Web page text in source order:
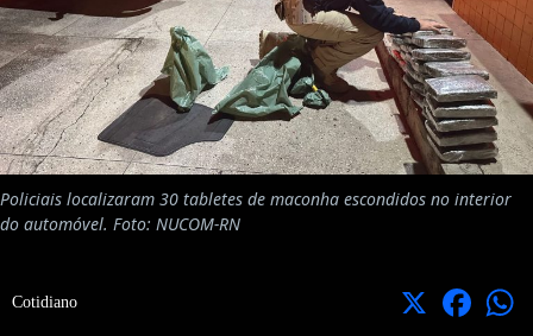
Policiais localizaram 30 tabletes de maconha escondidos no interior
do automóvel. Foto: NUCOM-RN
Cotidiano X Facebook